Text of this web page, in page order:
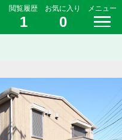
閲覧履歴
1
お気に入り
0
メニュー